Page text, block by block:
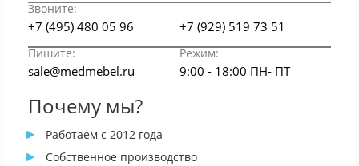
Звоните:
+7 (495) 480 05 96 +7 (929) 519 73 51
Пишите: Режим:
sale@medmebel.ru 9:00 - 18:00 ПН- ПТ
Почему мы?
Работаем с 2012 года
Собственное производство